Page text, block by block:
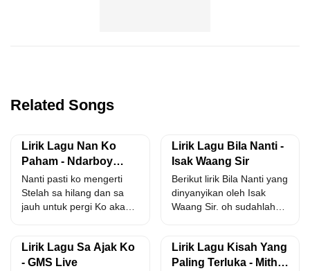
Related Songs
Lirik Lagu Nan Ko
Paham - Ndarboy
Genk x Adlani Rambe,
Oki Ananta
Nanti pasti ko mengerti
Stelah sa hilang dan sa
jauh untuk pergi Ko akan
Lirik Lagu Bila Nanti -
Isak Waang Sir
Berikut lirik Bila Nanti yang
dinyanyikan oleh Isak
Waang Sir. oh sudahlah
Lirik Lagu Sa Ajak Ko
- GMS Live
Lirik Lagu Kisah Yang
Paling Terluka - Mitha